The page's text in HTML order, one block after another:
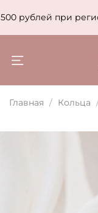
рублей при
Главная Кольца